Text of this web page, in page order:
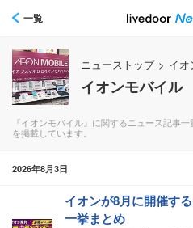
一覧
ニューストップ > イ
イオンモバイル
『イオンモバイル』に関するニュース記事
を掲載しています。
2026年8月3日
イオンが8月に開催す
一挙まとめ